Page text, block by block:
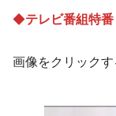
◆テレビ番組特番
画像をクリックす